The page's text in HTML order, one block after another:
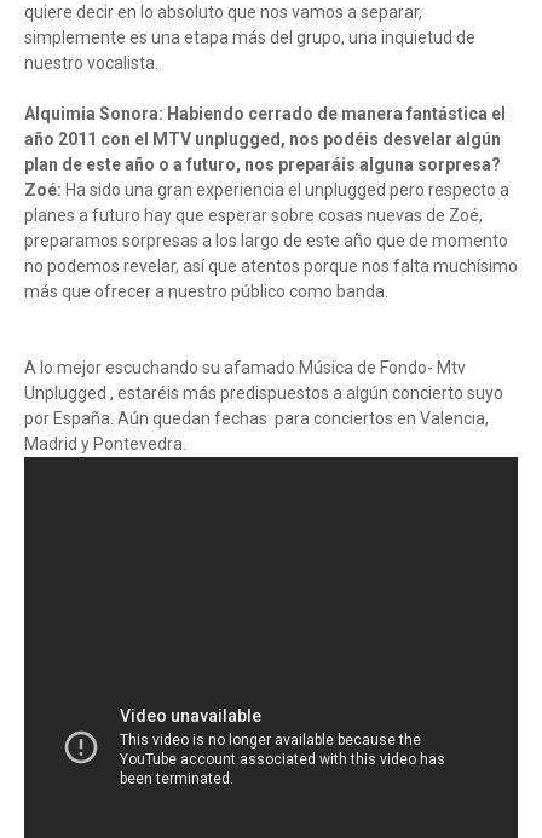
quiere decir en lo absoluto que nos vamos a separar,
simplemente es una etapa más del grupo, una inquietud de
nuestro vocalista.
Alquimia Sonora: Habiendo cerrado de manera fantástica el
año 2011 con el MTV unplugged, nos podéis desvelar algún
plan de este año o a futuro, nos preparáis alguna sorpresa?
Zoé: Ha sido una gran experiencia el unplugged pero respecto a
planes a futuro hay que esperar sobre cosas nuevas de Zoé,
preparamos sorpresas a los largo de este año que de momento
no podemos revelar, así que atentos porque nos falta muchísimo
más que ofrecer a nuestro público como banda.
A lo mejor escuchando su afamado Música de Fondo- Mtv
Unplugged , estaréis más predispuestos a algún concierto suyo
por España. Aún quedan fechas para conciertos en Valencia,
Madrid y Pontevedra.